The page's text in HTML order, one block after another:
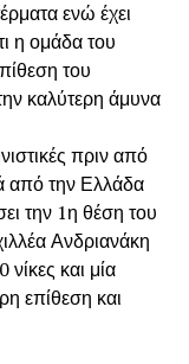
ενώ έχει
η ομάδα του
του
καλύτερη άμυνα
πριν από
από την Ελλάδα
την 1η θέση του
Ανδριανάκη
και μία
επίθεση και